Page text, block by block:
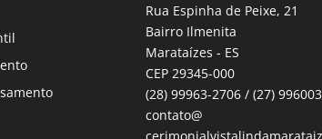
Rua Espinha de Peixe, 21
Bairro Ilmenita
Marataízes - ES
CEP 29345-000
(28) 99963-2706 / (27)
contato@